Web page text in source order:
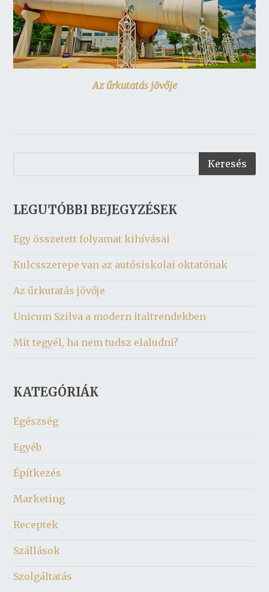
Az űrkutatás jövője
LEGUTÓBBI BEJEGYZÉSEK
Egy összetett folyamat kihívásai
Kulcsszerepe van az autósiskolai oktatónak
Az űrkutatás jövője
Unicum Szilva a modern italtrendekben
Mit tegyél, ha nem tudsz elaludni?
KATEGÓRIÁK
Egészség
Egyéb
Építkezés
Marketing
Receptek
Szállások
Szolgáltatás